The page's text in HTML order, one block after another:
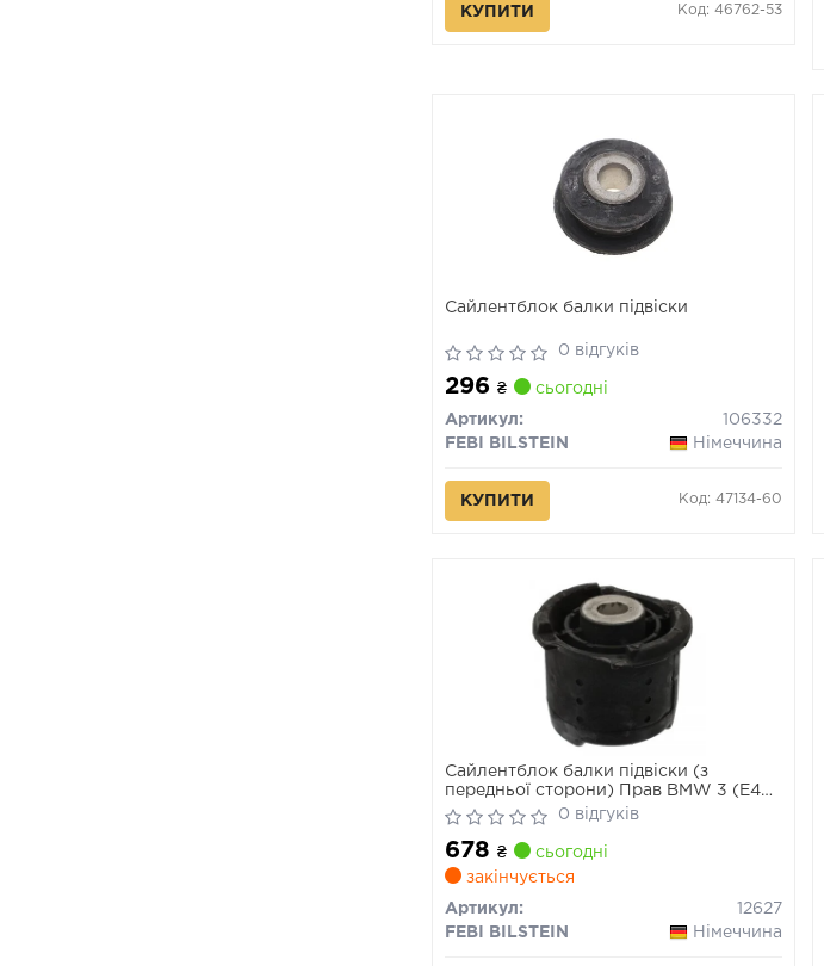
КУПИТИ Код: 46762-53
Сайлентблок балки підвіски
0 відгуків
296 ₴ сьогодні
Артикул:
106332
FEBI BILSTEIN
Німеччина
КУПИТИ Код: 47134-60
Сайлентблок балки підвіски (з
передньої сторони) Прав BMW 3 (E46),
X3 (E83) 1.6-3.2 12.97-12.11
0 відгуків
678 ₴
сьогодні
закінчується
Артикул:
12627
FEBI BILSTEIN
Німеччина